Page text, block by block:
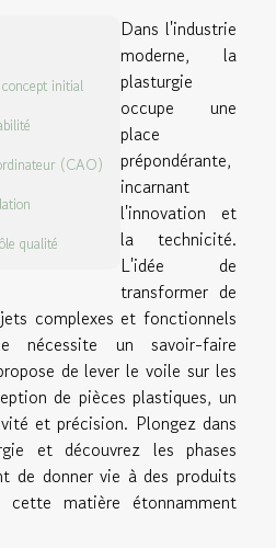
initial
(CAO)
qualité
Dans l'industrie
moderne, la
plasturgie
occupe une
place
prépondérante,
incarnant
l'innovation et
la technicité.
L'idée de
transformer de
complexes et fonctionnels
nécessite un savoir-faire
de lever le voile sur les
de pièces plastiques, un
et précision. Plongez dans
et découvrez les phases
de donner vie à des produits
matière étonnamment